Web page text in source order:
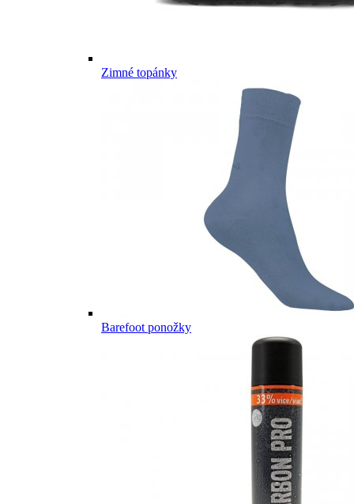
Zimné topánky
Barefoot ponožky